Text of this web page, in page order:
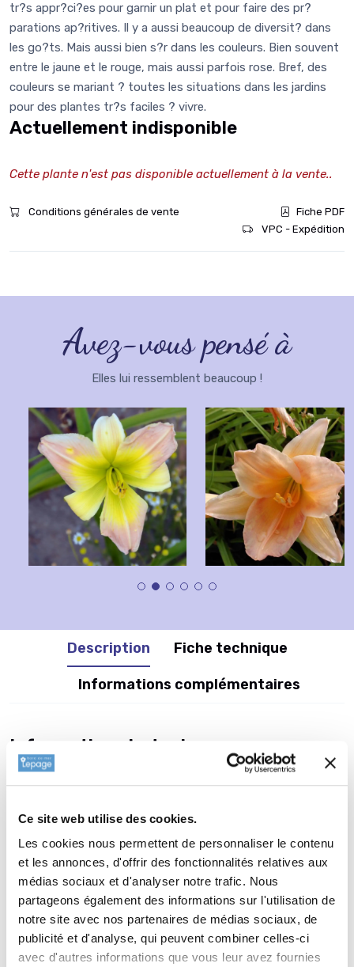
Ce site web utilise des cookies.
Les cookies nous permettent de personnaliser le contenu
et les annonces, d'offrir des fonctionnalités relatives aux
médias sociaux et d'analyser notre trafic. Nous
partageons également des informations sur l'utilisation de
notre site avec nos partenaires de médias sociaux, de
publicité et d'analyse, qui peuvent combiner celles-ci
avec d'autres informations que vous leur avez fournies
tr?s appr?ci?es pour garnir un plat et pour faire des pr?
parations ap?ritives. Il y a aussi beaucoup de diversit? dans
les go?ts. Mais aussi bien s?r dans les couleurs. Bien souvent
entre le jaune et le rouge, mais aussi parfois rose. Bref, des
couleurs se mariant ? toutes les situations dans les jardins
pour des plantes tr?s faciles ? vivre.
Actuellement indisponible
Cette plante n'est pas disponible actuellement à la vente..
Conditions générales de vente
Fiche PDF
VPC - Expédition
Avez-vous pensé à
Elles lui ressemblent beaucoup !
Description Fiche technique
Informations complémentaires
Informations botaniques
Famille : Liliaceae
Nom vernaculaire : Hémérocalle
Plantation deHEMEROCALLIS
'August Orange'
La plantation d’une vivace est une opération très simple. Faire
un trou de 2 à 3 fois la taille du pot. Ameublir au fond du trou
et venir écraser la terre meuble avec la motte de votre